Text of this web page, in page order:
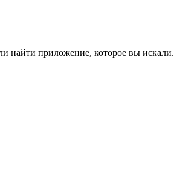
найти приложение, которое вы искали.